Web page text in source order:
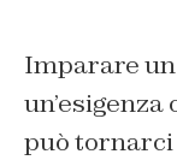
Imparare
può tornarci